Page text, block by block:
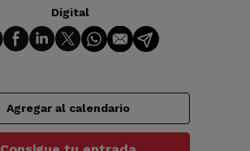
Digital
Agregar al calendario